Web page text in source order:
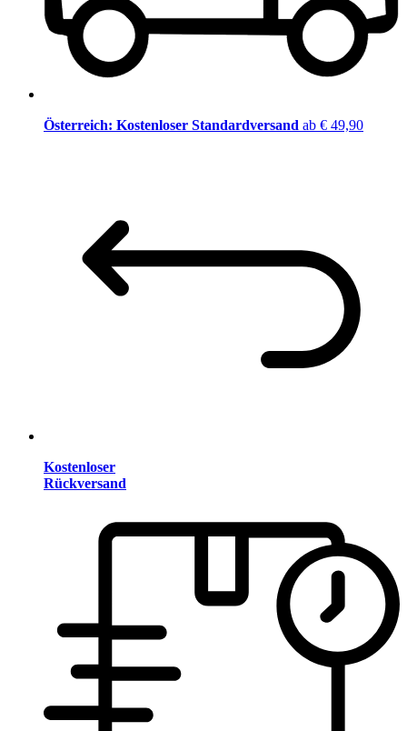
Österreich: Kostenloser Standardversand ab € 49,90
Kostenloser
Rückversand